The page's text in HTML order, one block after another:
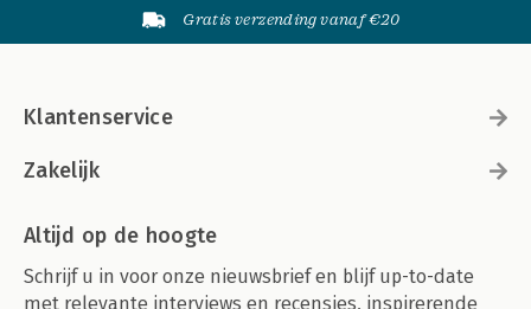
Gratis verzending vanaf €20
Klantenservice
Zakelijk
Altijd op de hoogte
Schrijf u in voor onze nieuwsbrief en blijf up-to-date
met relevante interviews en recensies, inspirerende